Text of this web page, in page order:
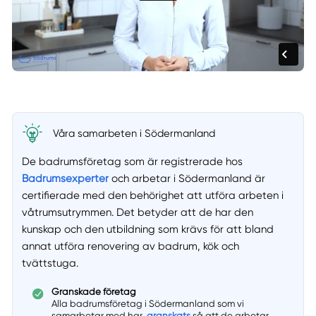
Våra samarbeten i Södermanland
De badrumsföretag som är registrerade hos
Badrumsexperter och arbetar i Södermanland är
certifierade med den behörighet att utföra arbeten i
våtrumsutrymmen. Det betyder att de har den
kunskap och den utbildning som krävs för att bland
annat utföra renovering av badrum, kök och
tvättstuga.
Granskade företag
Alla badrumsföretag i Södermanland som vi